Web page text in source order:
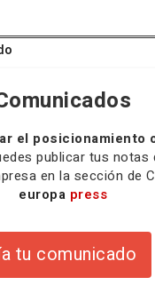
el posicionamiento
publicar tus notas
en la sección de
europa press
tu comunicado